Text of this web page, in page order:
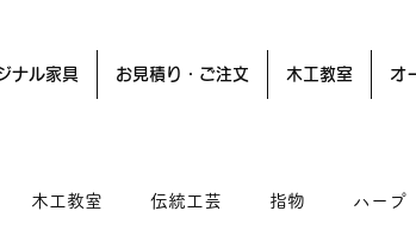
ナル家具 お見積り・ご注文 木工教室 オ
木工教室 伝統工芸 指物 ハープ